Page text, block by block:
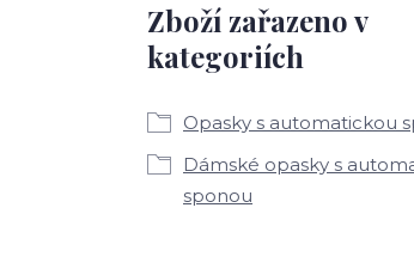
Zboží zařazeno v
kategoriích
Opasky s automatickou
Dámské opasky s
sponou